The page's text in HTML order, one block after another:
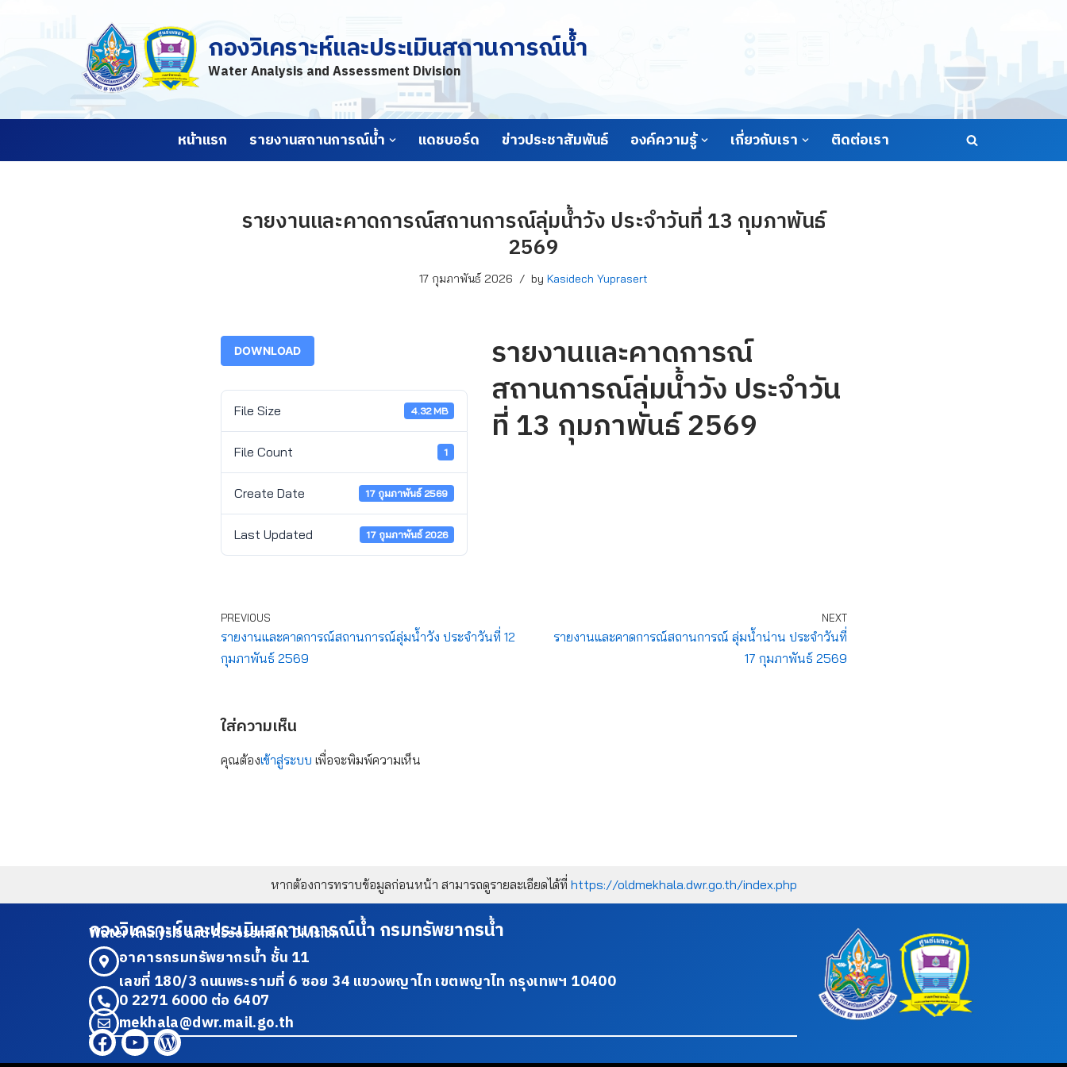
กองวิเคราะห์และประเมินสถานการณ์น้ำ
Water Analysis and Assessment Division
หน้าแรก รายงานสถานการณ์น้ำ แดชบอร์ด ข่าวประชาสัมพันธ์ องค์ความรู้ เกี่ยวกับเรา ติดต่อเรา
รายงานและคาดการณ์สถานการณ์ลุ่มน้ำวัง ประจำวันที่ 13 กุมภาพันธ์
2569
17 กุมภาพันธ์ 2026 by Kasidech Yuprasert
DOWNLOAD
File Size 4.32 MB
File Count 1
Create Date 17 กุมภาพันธ์ 2569
Last Updated 17 กุมภาพันธ์ 2026
รายงานและคาดการณ์
สถานการณ์ลุ่มน้ำวัง ประจำวัน
ที่ 13 กุมภาพันธ์ 2569
PREVIOUS
รายงานและคาดการณ์สถานการณ์ลุ่มน้ำวัง ประจำวันที่ 12
กุมภาพันธ์ 2569
NEXT
รายงานและคาดการณ์สถานการณ์ ลุ่มน้ำน่าน ประจำวันที่
17 กุมภาพันธ์ 2569
ใส่ความเห็น
คุณต้องเข้าสู่ระบบ เพื่อจะพิมพ์ความเห็น
หากต้องการทราบข้อมูลก่อนหน้า สามารถดูรายละเอียดได้ที่ https://oldmekhala.dwr.go.th/index.php
กองวิเคราะห์และประเมินสถานการณ์น้ำ กรมทรัพยากรน้ำ
Water Analysis and Assessment Division
อาคารกรมทรัพยากรน้ำ ชั้น 11
เลขที่ 180/3 ถนนพระรามที่ 6 ซอย 34 แขวงพญาไท เขตพญาไท กรุงเทพฯ 10400
0 2271 6000 ต่อ 6407
mekhala@dwr.mail.go.th